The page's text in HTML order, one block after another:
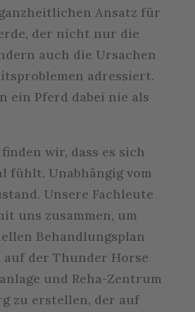
Ansatz für
der nicht nur die
auch die Ursachen
adressiert.
ein Pferd dabei nie als
wir, dass es sich
fühlt. Unabhängig vom
Unsere Fachleute
uns zusammen, um
Behandlungsplan
der Thunder Horse
und Reha-Zentrum
zu erstellen, der auf